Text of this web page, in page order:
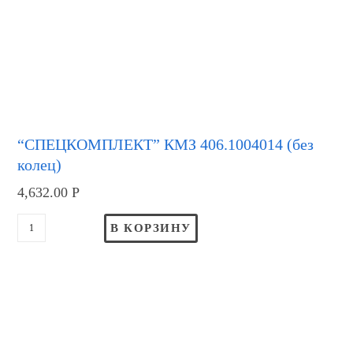
“СПЕЦКОМПЛЕКТ” КМЗ 406.1004014 (без
колец)
4,632.00Р
В КОРЗИНУ